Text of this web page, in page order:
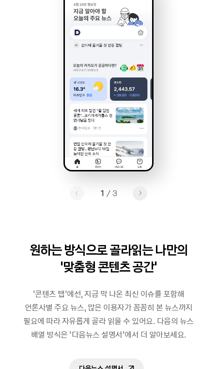
1 /3
원하는 방식으로 골라읽는 나만의
'맞춤형 콘텐츠 공간'
'콘텐츠 탭'에선, 지금 막 나온 최신 이슈를 포함해
언론사별 주요 뉴스, 많은 이용자가 꼼꼼히 본 뉴스까지
필요에 따라 자유롭게 골라 읽을 수 있어요. 다음의 뉴스
배열 방식은 '다음뉴스 설명서'에서 더 알아보세요.